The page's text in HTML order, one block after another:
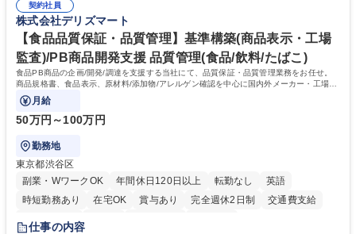
を底上げすべく、ともにご活躍いただける方の増員募集となります。 募集
職種 【人事・労務担当】安全衛生・健康経営推進・労務管理/創業80年老
舗メーカー
部門と連携しながら業務を推進できる方■Excelや労務管理システムの実務
使用経験をお持ちの方 学歴・資格 学歴：大学院 大学 高専 短大 専修学校
高校 語学力： 資格：
契約社員
株式会社デリズマート
【食品品質保証・品質管理】基準構築(商品表示・工場
監査)/PB商品開発支援 品質管理(食品/飲料/たばこ)
食品PB商品の企画/開発/調達を支援する当社にて、品質保証・品質管理業務をお任せ。
商品規格書、食品表示、原材料/添加物/アレルゲン確認を中心に国内外メーカー・工場の
品質基準整備から発売後対応まで担います。
月給
50万円～100万円
勤務地
東京都渋谷区
副業・WワークOK
年間休日120日以上 転勤なし
英語
時短勤務あり
在宅OK 賞与あり 完全週休2日制
交通費支給
駅近5分以内
仕事の内容